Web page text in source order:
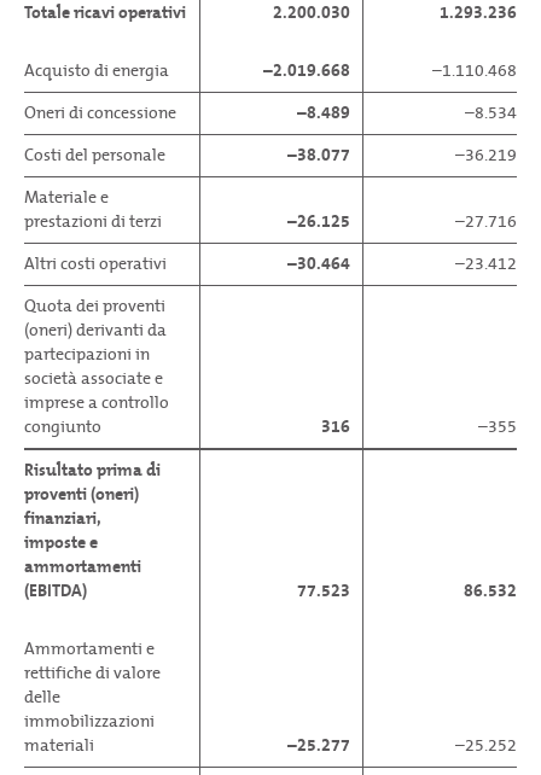
Totale ricavi operativi
2.200.030 1.293.236
Acquisto di energia –2.019.668
–1.110.468
Oneri di concessione
–8.489
–8.534
Costi del personale
–38.077
–36.219
Materiale e
prestazioni di terzi
–26.125
–27.716
Altri costi operativi
–30.464
–23.412
Quota dei proventi
(oneri) derivanti da
partecipazioni in
società associate e
imprese a controllo
congiunto
316
–355
Risultato prima di
proventi (oneri)
finanziari,
imposte e
ammortamenti
(EBITDA)
77.523 86.532
Ammortamenti e
rettifiche di valore
delle
immobilizzazioni
materiali
–25.277
–25.252